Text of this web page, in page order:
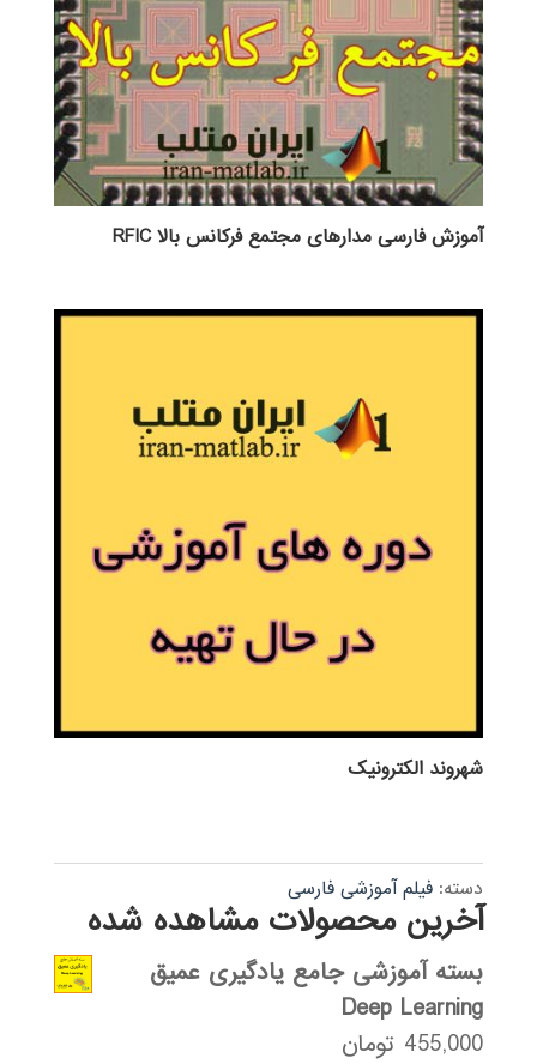
آموزش فارسی مدارهای مجتمع فرکانس بالا RFIC
شهروند الکترونیک
دسته: فیلم آموزشی فارسی
آخرین محصولات مشاهده شده
بسته آموزشی جامع یادگیری عمیق
Deep Learning
455,000 تومان